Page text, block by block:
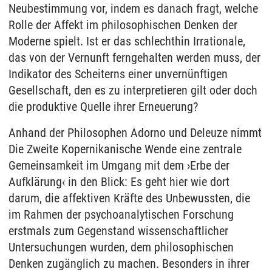
Neubestimmung vor, indem es danach fragt, welche
Rolle der Affekt im philosophischen Denken der
Moderne spielt. Ist er das schlechthin Irrationale,
das von der Vernunft ferngehalten werden muss, der
Indikator des Scheiterns einer unvernünftigen
Gesellschaft, den es zu interpretieren gilt oder doch
die produktive Quelle ihrer Erneuerung?
Anhand der Philosophen Adorno und Deleuze nimmt
Die Zweite Kopernikanische Wende eine zentrale
Gemeinsamkeit im Umgang mit dem ›Erbe der
Aufklärung‹ in den Blick: Es geht hier wie dort
darum, die affektiven Kräfte des Unbewussten, die
im Rahmen der psychoanalytischen Forschung
erstmals zum Gegenstand wissenschaftlicher
Untersuchungen wurden, dem philosophischen
Denken zugänglich zu machen. Besonders in ihrer